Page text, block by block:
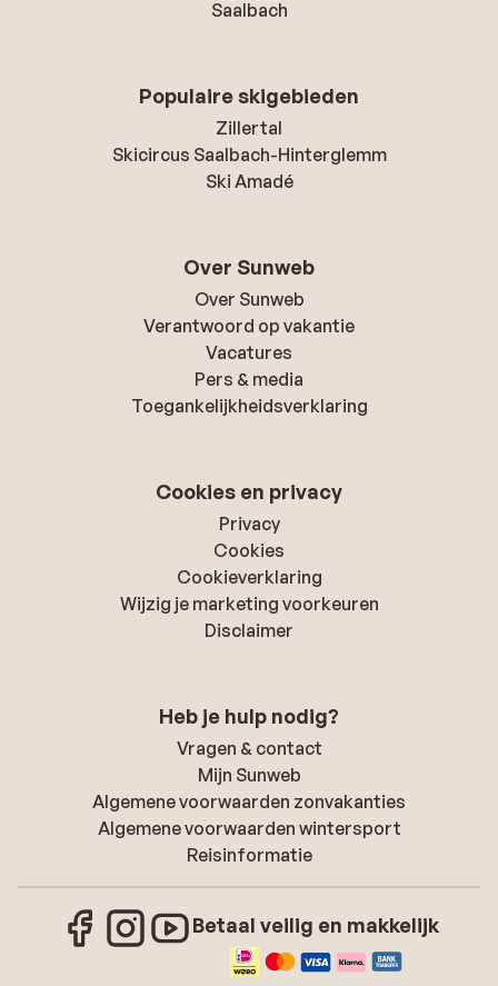
Saalbach
Populaire skigebieden
Zillertal
Skicircus Saalbach-Hinterglemm
Ski Amadé
Over Sunweb
Over Sunweb
Verantwoord op vakantie
Vacatures
Pers & media
Toegankelijkheidsverklaring
Cookies en privacy
Privacy
Cookies
Cookieverklaring
Wijzig je marketing voorkeuren
Disclaimer
Heb je hulp nodig?
Vragen & contact
Mijn Sunweb
Algemene voorwaarden zonvakanties
Algemene voorwaarden wintersport
Reisinformatie
Betaal veilig en makkelijk